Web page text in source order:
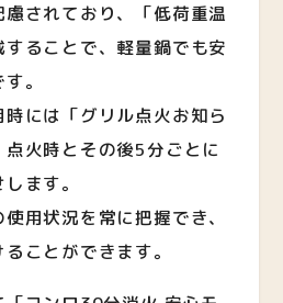
されており、「低荷重温
ることで、軽量鍋でも安
。
には「グリル点火お知ら
火時とその後5分ごとに
ます。
用状況を常に把握でき、
ことができます。